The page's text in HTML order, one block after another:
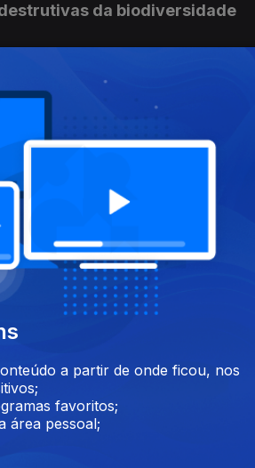
da biodiversidade
climática
mas Sustentável
as alterações climáticas
África
a partir de onde ficou, nos
favoritos;
área pessoal;